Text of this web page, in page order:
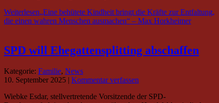
Weiterlesen„Eine behütete Kindheit bringt die Kräfte zur Entfaltung,
die einen wahren Menschen ausmachen“ – Max Horkheimer
SPD will Ehegattensplitting abschaffen
Kategorie: Familie, News
10. September 2025 | Kommentar verfassen
Wiebke Esdar, stellvertretende Vorsitzende der SPD-